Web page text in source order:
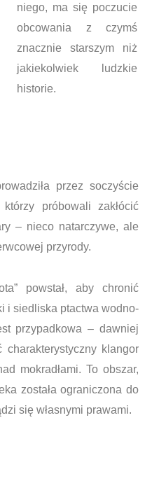
niego, ma się poczucie
obcowania z czymś
znacznie starszym niż
jakiekolwiek ludzkie
historie.
przez soczyście
próbowali zakłócić
– nieco natarczywe, ale
przyrody.
powstał, aby chronić
i siedliska ptactwa wodno-
przypadkowa – dawniej
charakterystyczny klangor
mokradłami. To obszar,
została ograniczona do
się własnymi prawami.